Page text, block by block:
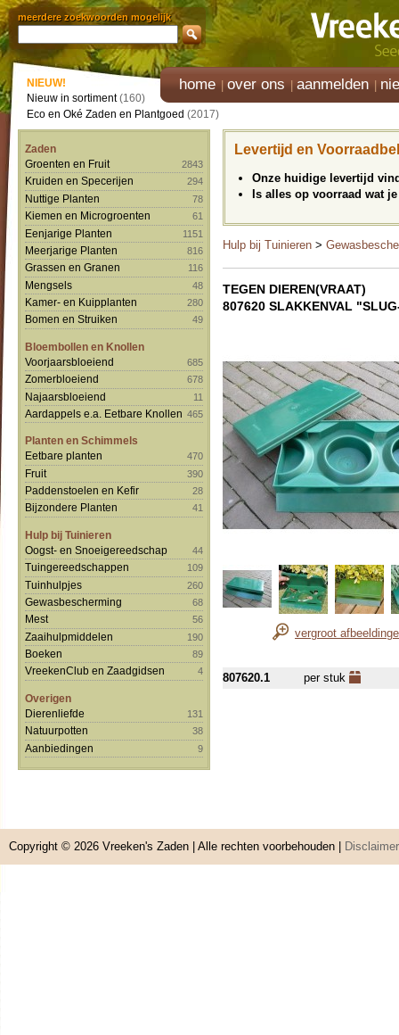
meerdere zoekwoorden mogelijk
home over ons aanmelden
NIEUW!
Nieuw in sortiment(160)
Eco en Oké Zaden en Plantgoed (2017)
Zaden
Groenten en Fruit
2843
Kruiden en Specerijen 294
Nuttige Planten 78
Kiemen en Microgroenten 61
Eenjarige Planten 1151
Meerjarige Planten 816
Grassen en Granen 116
Mengsels 48
Kamer- en Kuipplanten 280
Bomen en Struiken 49
Bloembollen en Knollen
Voorjaarsbloeiend
685
Zomerbloeiend 678
Najaarsbloeiend 11
Aardappels e.a. Eetbare Knollen 465
Planten en Schimmels
Eetbare planten
470
Fruit 390
Paddenstoelen en Kefir 28
Bijzondere Planten 41
Hulp bij Tuinieren
Oogst- en Snoeigereedschap
44
Tuingereedschappen 109
Tuinhulpjes 260
Gewasbescherming 68
Mest 56
Zaaihulpmiddelen 190
Boeken 89
VreekenClub en Zaadgidsen 4
Overigen
Dierenliefde
131
Natuurpotten 38
Aanbiedingen 9
Levertijd en
Onze huidige levertijd
Is alles op voorraad wat
Hulp bij Tuinieren >
TEGEN DIEREN(VRAAT)
807620 SLAKKENVAL
vergroot
807620.1 per stuk
Copyright © 2026 Vreeken's Zaden | Alle rechten voorbehouden | Disclaimer